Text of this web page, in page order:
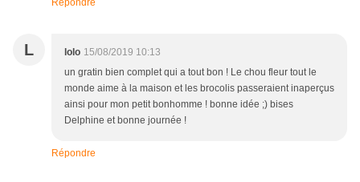
Répondre
L lolo 15/08/2019 10:13
un gratin bien complet qui a tout bon ! Le chou fleur tout le
monde aime à la maison et les brocolis passeraient inaperçus
ainsi pour mon petit bonhomme ! bonne idée ;) bises
Delphine et bonne journée !
Répondre